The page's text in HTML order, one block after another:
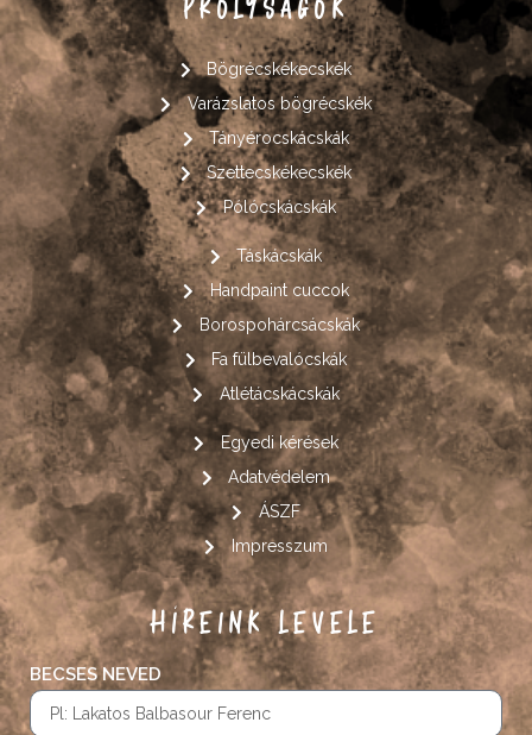
PROLYSÁGOK
Bögrécskékecskék
Varázslatos bögrécskék
Tányérocskácskák
Szettecskékecskék
Pólócskácskák
Táskácskák
Handpaint cuccok
Borospohárcsácskák
Fa fülbevalócskák
Atlétácskácskák
Egyedi kérések
Adatvédelem
ÁSZF
Impresszum
HÍREINK LEVELE
BECSES NEVED